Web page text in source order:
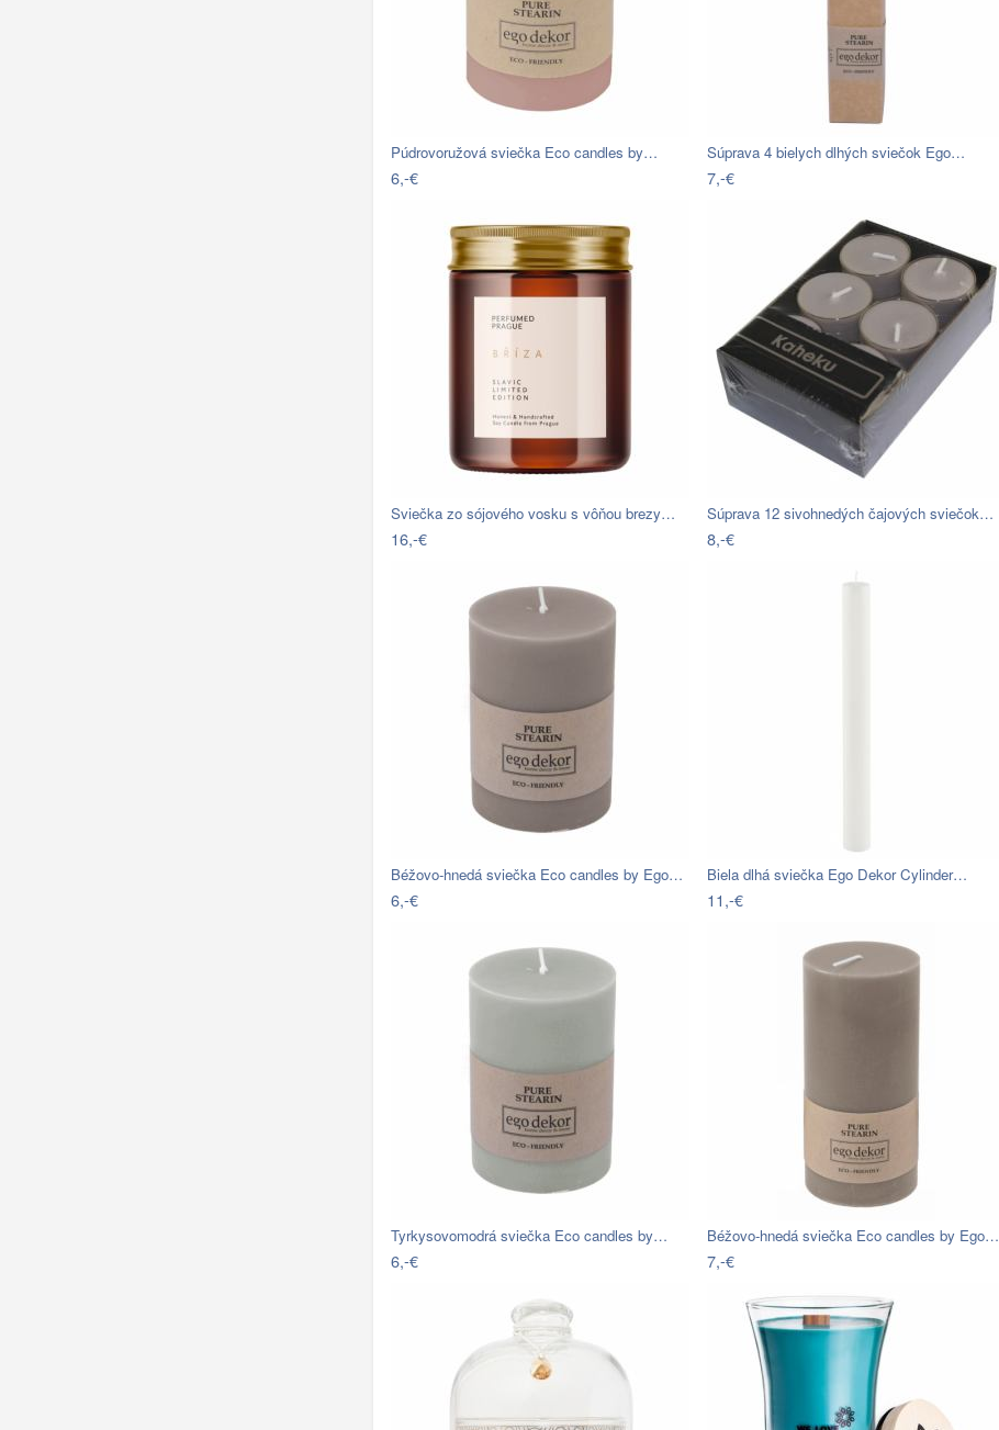
Púdrovoružová sviečka Eco candles by…
6,-€
Súprava 4 bielych dlhých sviečok Ego…
7,-€
Sviečka zo sójového vosku s vôňou brezy…
16,-€
Súprava 12 sivohnedých čajových sviečok…
8,-€
Béžovo-hnedá sviečka Eco candles by Ego…
6,-€
Biela dlhá sviečka Ego Dekor Cylinder…
11,-€
Tyrkysovomodrá sviečka Eco candles by…
6,-€
Béžovo-hnedá sviečka Eco candles by Ego…
7,-€